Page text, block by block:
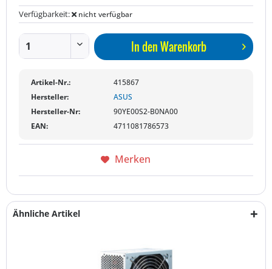
Verfügbarkeit:
nicht verfügbar
In denWarenkorb
Artikel-Nr.:
415867
Hersteller:
ASUS
Hersteller-Nr:
90YE00S2-B0NA00
EAN:
4711081786573
Merken
Ähnliche Artikel